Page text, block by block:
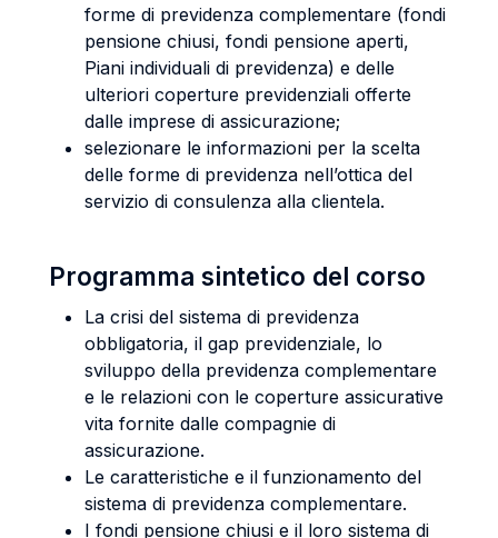
forme di previdenza complementare (fondi
pensione chiusi, fondi pensione aperti,
Piani individuali di previdenza) e delle
ulteriori coperture previdenziali offerte
dalle imprese di assicurazione;
selezionare le informazioni per la scelta
delle forme di previdenza nell’ottica del
servizio di consulenza alla clientela.
Programma sintetico del corso
La crisi del sistema di previdenza
obbligatoria, il gap previdenziale, lo
sviluppo della previdenza complementare
e le relazioni con le coperture assicurative
vita fornite dalle compagnie di
assicurazione.
Le caratteristiche e il funzionamento del
sistema di previdenza complementare.
I fondi pensione chiusi e il loro sistema di